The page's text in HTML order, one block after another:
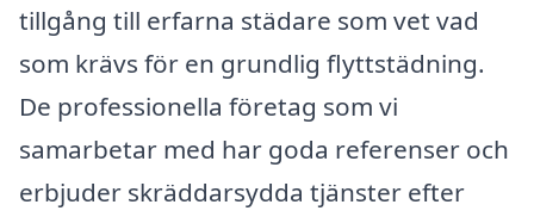
tillgång till erfarna städare som vet vad
som krävs för en grundlig flyttstädning.
De professionella företag som vi
samarbetar med har goda referenser och
erbjuder skräddarsydda tjänster efter